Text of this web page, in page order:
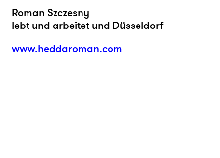
Roman Szczesny
lebt und arbeitet und Düsseldorf
www.heddaroman.com